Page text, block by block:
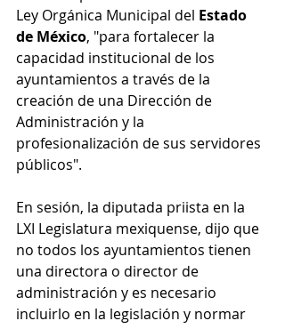
Ley Orgánica Municipal del Estado
de México, "para fortalecer la
capacidad institucional de los
ayuntamientos a través de la
creación de una Dirección de
Administración y la
profesionalización de sus servidores
públicos".
En sesión, la diputada priista en la
LXI Legislatura mexiquense, dijo que
no todos los ayuntamientos tienen
una directora o director de
administración y es necesario
incluirlo en la legislación y normar